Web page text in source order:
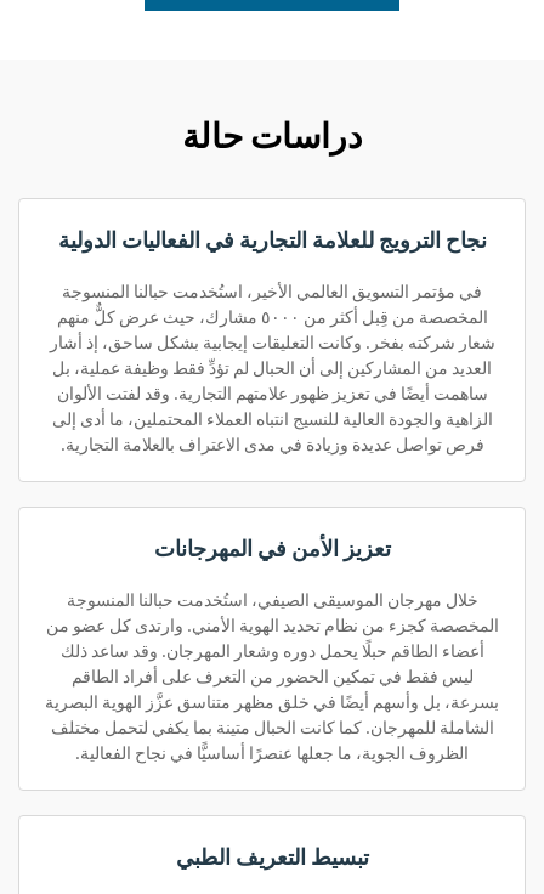
دراسات حالة
نجاح الترويج للعلامة التجارية في الفعاليات الدولية
في مؤتمر التسويق العالمي الأخير، استُخدمت حبالنا المنسوجة
المخصصة من قِبل أكثر من ٥٠٠٠ مشارك، حيث عرض كلٌّ منهم
شعار شركته بفخر. وكانت التعليقات إيجابية بشكل ساحق، إذ أشار
العديد من المشاركين إلى أن الحبال لم تؤدِّ فقط وظيفة عملية، بل
ساهمت أيضًا في تعزيز ظهور علامتهم التجارية. وقد لفتت الألوان
الزاهية والجودة العالية للنسيج انتباه العملاء المحتملين، ما أدى إلى
فرص تواصل عديدة وزيادة في مدى الاعتراف بالعلامة التجارية.
تعزيز الأمن في المهرجانات
خلال مهرجان الموسيقى الصيفي، استُخدمت حبالنا المنسوجة
المخصصة كجزء من نظام تحديد الهوية الأمني. وارتدى كل عضو من
أعضاء الطاقم حبلًا يحمل دوره وشعار المهرجان. وقد ساعد ذلك
ليس فقط في تمكين الحضور من التعرف على أفراد الطاقم
بسرعة، بل وأسهم أيضًا في خلق مظهر متناسق عزَّز الهوية البصرية
الشاملة للمهرجان. كما كانت الحبال متينة بما يكفي لتحمل مختلف
الظروف الجوية، ما جعلها عنصرًا أساسيًّا في نجاح الفعالية.
تبسيط التعريف الطبي